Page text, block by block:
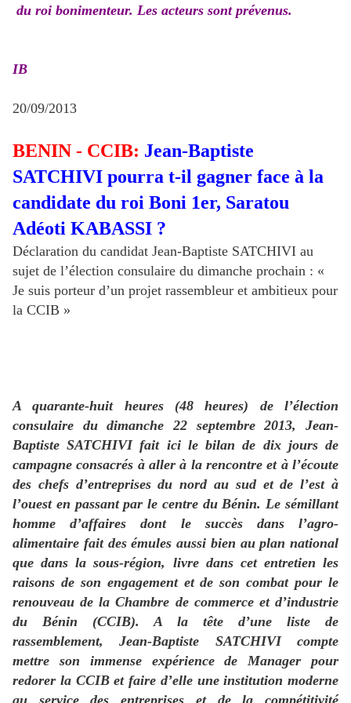
du roi bonimenteur. Les acteurs sont prévenus.
IB
20/09/2013
BENIN - CCIB: Jean-Baptiste
SATCHIVI pourra t-il gagner face à la
candidate du roi Boni 1er, Saratou
Adéoti KABASSI ?
Déclaration du candidat Jean-Baptiste SATCHIVI au
sujet de l’élection consulaire du dimanche prochain : «
Je suis porteur d’un projet rassembleur et ambitieux pour
la CCIB »
A quarante-huit heures (48 heures) de l’élection
consulaire du dimanche 22 septembre 2013, Jean-
Baptiste SATCHIVI fait ici le bilan de dix jours de
campagne consacrés à aller à la rencontre et à l’écoute
des chefs d’entreprises du nord au sud et de l’est à
l’ouest en passant par le centre du Bénin. Le sémillant
homme d’affaires dont le succès dans l’agro-
alimentaire fait des émules aussi bien au plan national
que dans la sous-région, livre dans cet entretien les
raisons de son engagement et de son combat pour le
renouveau de la Chambre de commerce et d’industrie
du Bénin (CCIB). A la tête d’une liste de
rassemblement, Jean-Baptiste SATCHIVI compte
mettre son immense expérience de Manager pour
redorer la CCIB et faire d’elle une institution moderne
au service des entreprises et de la compétitivité